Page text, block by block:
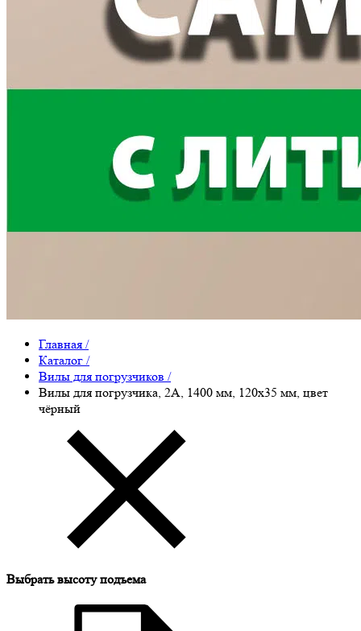
Главная /
Каталог /
Вилы для погрузчиков /
Вилы для погрузчика, 2A, 1400 мм, 120x35 мм, цвет
чёрный
Выбрать высоту подъема